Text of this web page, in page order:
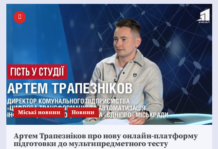
Mіські новини Новини
Артем Трапезніков про нову онлайн-платформу
підготовки до мультипредметного тесту